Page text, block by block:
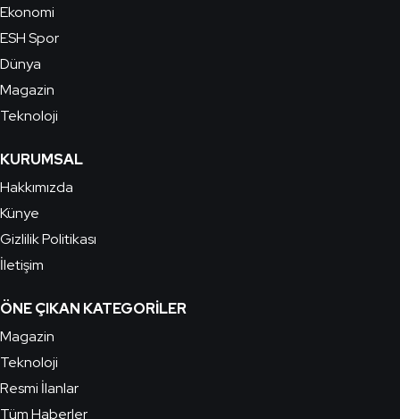
Ekonomi
ESH Spor
Dünya
Magazin
Teknoloji
KURUMSAL
Hakkımızda
Künye
Gizlilik Politikası
İletişim
ÖNE ÇIKAN KATEGORILER
Magazin
Teknoloji
Resmi İlanlar
Tüm Haberler